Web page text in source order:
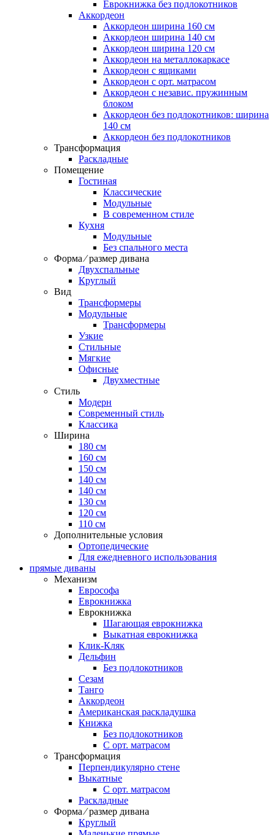
Еврокнижка без подлокотников
Аккордеон
Аккордеон ширина 160 см
Аккордеон ширина 140 см
Аккордеон ширина 120 см
Аккордеон на металлокаркасе
Аккордеон c ящиками
Аккордеон c орт. матрасом
Аккордеон c независ. пружинным
блоком
Аккордеон без подлокотников: ширина
140 см
Аккордеон без подлокотников
Трансформация
Раскладные
Помещение
Гостиная
Классические
Модульные
В современном стиле
Кухня
Модульные
Без спального места
Форма ⁄ размер дивана
Двухспальные
Круглый
Вид
Трансформеры
Модульные
Трансформеры
Узкие
Стильные
Мягкие
Офисные
Двухместные
Стиль
Модерн
Современный стиль
Классика
Ширина
180 см
160 см
150 см
140 см
140 см
130 см
120 см
110 см
Дополнительные условия
Ортопедические
Для ежедневного использования
прямые диваны
Механизм
Еврософа
Еврокнижка
Еврокнижка
Шагающая еврокнижка
Выкатная еврокнижка
Клик-Кляк
Дельфин
Без подлокотников
Сезам
Танго
Аккордеон
Американская раскладушка
Книжка
Без подлокотников
С орт. матрасом
Трансформация
Перпендикулярно стене
Выкатные
С орт. матрасом
Раскладные
Форма ⁄ размер дивана
Круглый